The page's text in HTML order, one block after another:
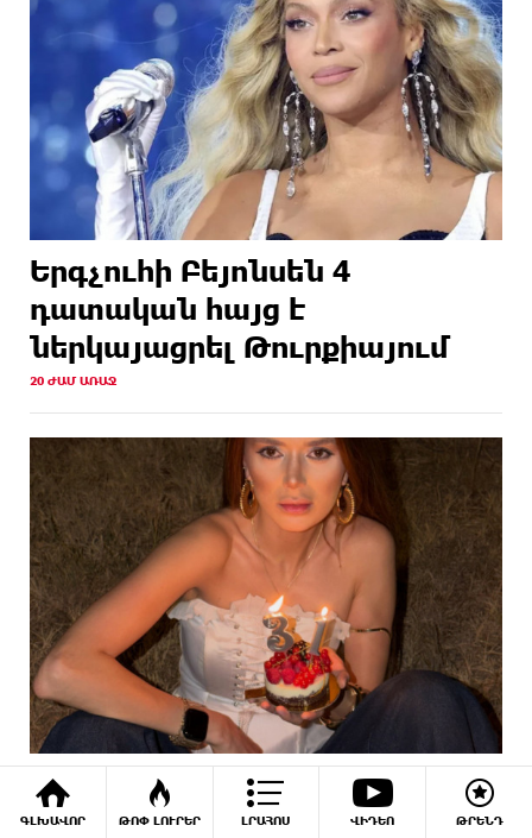
ԳԼԽԱՎՈՐ ԹՈՓ ԼՈՒՐԵՐ ԼՐԱՀՈՍ ՎԻԴԵՈ ԹՐԵՆԴ
Երգչուհի Բեյոնսեն ​​4
դատական հայց է
ներկայացրել Թուրքիայում
20 ԺԱՄ ԱՌԱՋ
Վիկտորյա Սահակյանը նշում է ծննդյան
31-ամյակը